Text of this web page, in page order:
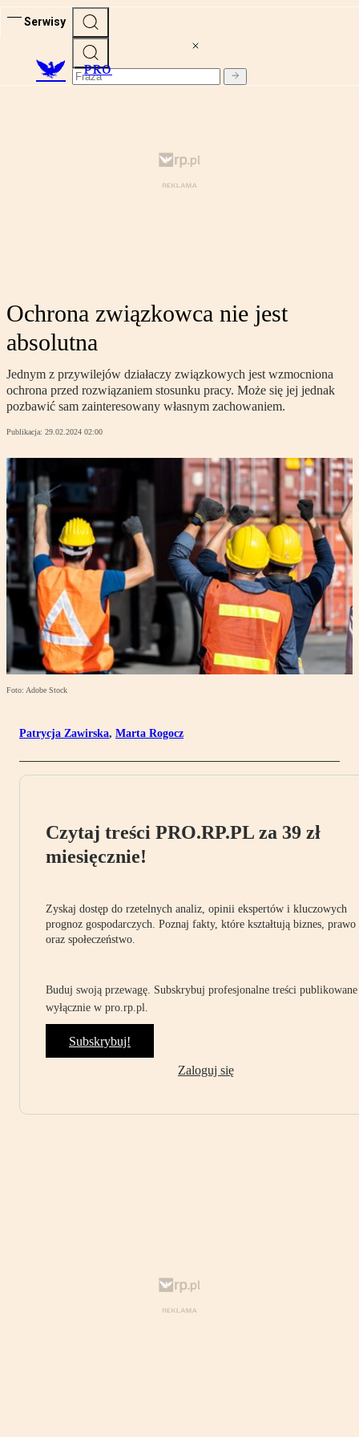
Serwisy
PRO
Ochrona związkowca nie jest
absolutna
Jednym z przywilejów działaczy związkowych jest wzmocniona
ochrona przed rozwiązaniem stosunku pracy. Może się jej jednak
pozbawić sam zainteresowany własnym zachowaniem.
Publikacja: 29.02.2024 02:00
Foto: Adobe Stock
Patrycja Zawirska, Marta Rogocz
Czytaj treści PRO.RP.PL za 39 zł
miesięcznie!
Zyskaj dostęp do rzetelnych analiz, opinii ekspertów i kluczowych
prognoz gospodarczych. Poznaj fakty, które kształtują biznes, prawo
oraz społeczeństwo.
Buduj swoją przewagę. Subskrybuj profesjonalne treści publikowane
wyłącznie w pro.rp.pl.
Subskrybuj!
Zaloguj się